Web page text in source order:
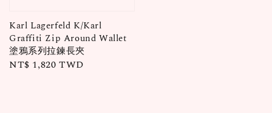
Karl Lagerfeld K/Karl
Graffiti Zip Around Wallet
塗鴉系列拉鍊長夾
Regular
NT$ 1,820 TWD